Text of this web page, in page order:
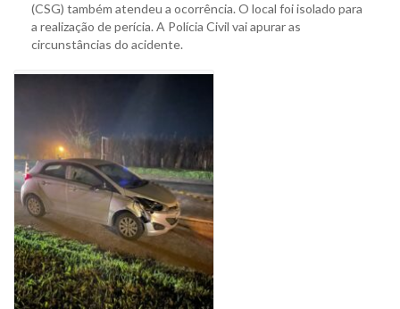
(CSG) também atendeu a ocorrência. O local foi isolado para
a realização de perícia. A Polícia Civil vai apurar as
circunstâncias do acidente.